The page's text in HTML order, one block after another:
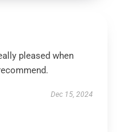
pleased when
Dec 15, 2024